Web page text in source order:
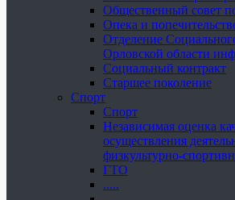
Общественный совет
Опека и
Отделение
Орловской области
Социальный контракт
Старшее поколение
Спорт
Спорт
Независимая оценка
осуществления
физкультурно-
ГТО
.....